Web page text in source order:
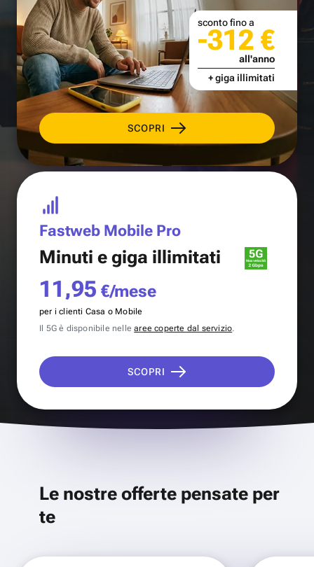
SCOPRI
sconto fino a
-312 €
all'anno
+ giga illimitati
Fastweb Mobile Pro
Minuti e giga illimitati
11,95 €/mese
per i clienti Casa o Mobile
Il 5G è disponibile nellearee coperte dal servizio.
SCOPRI
Le nostre offerte pensate per
te